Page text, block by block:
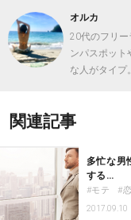
オルカ
20代のフリー
ンパスポッ
な人がタイプ。
関連記事
多忙な男
する…
モテ
2017.09.10